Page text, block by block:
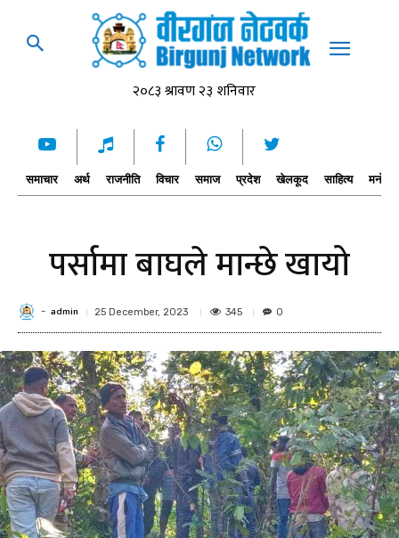
समाचार अर्थ राजनीति विचार समाज प्रदेश खेलकूद साहित्य
पर्सामा बाघले मान्छे खायो
- admin 25 December, 2023 345 0